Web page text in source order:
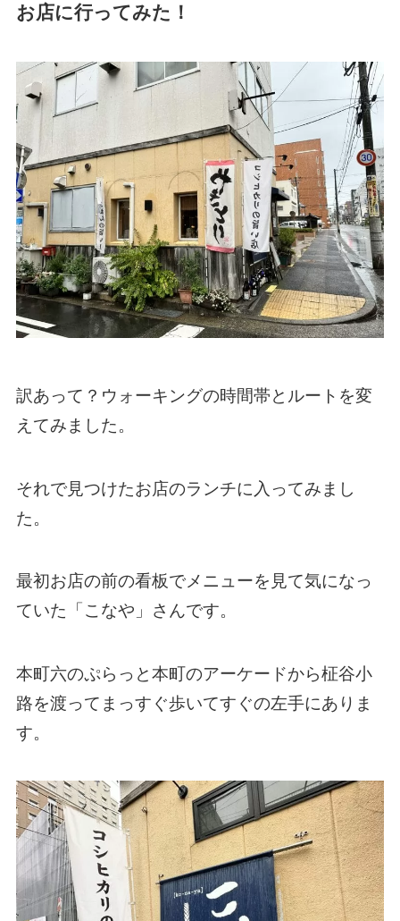
お店に行ってみた！
訳あって？ウォーキングの時間帯とルートを変
えてみました。
それで見つけたお店のランチに入ってみまし
た。
最初お店の前の看板でメニューを見て気になっ
ていた「こなや」さんです。
本町六のぷらっと本町のアーケードから柾谷小
路を渡ってまっすぐ歩いてすぐの左手にありま
す。